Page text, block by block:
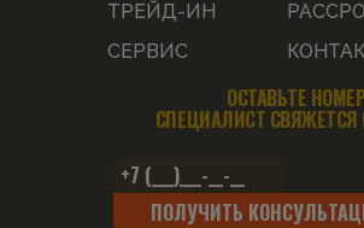
ТРЕЙД-ИН
СЕРВИС
ОСТАВЬТЕ
СПЕЦИАЛИСТ СВЯЖЕТСЯ
ПОЛУЧИТЬ